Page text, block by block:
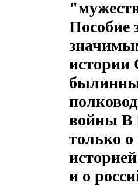
Пособие
истории
войны В
только
и о